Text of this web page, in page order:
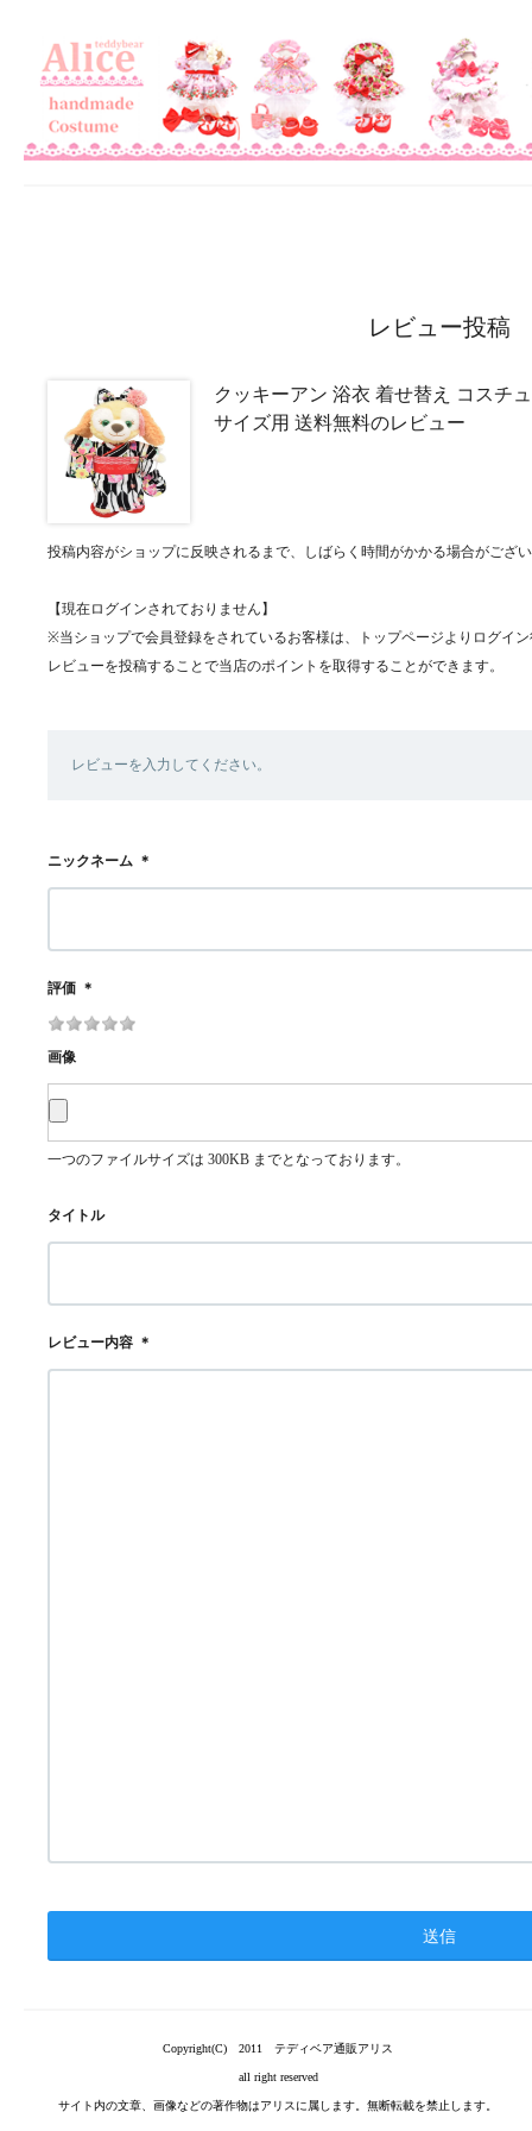
レビュー投稿
クッキーアン 浴衣 着せ替え コスチ
サイズ用 送料無料のレビュー
投稿内容がショップに反映されるまで、しばらく時間がかかる場合がござ
【現在ログインされておりません】
※当ショップで会員登録をされているお客様は、トップページよりログイ
レビューを投稿することで当店のポイントを取得することができます。
レビューを入力してください。
ニックネーム ＊
評価 ＊
画像
一つのファイルサイズは 300KB までとなっております。
タイトル
レビュー内容 ＊
Copyright(C) 2011 テディベア通販アリス
all right reserved
サイト内の文章、画像などの著作物はアリスに属します。無断転載を禁止します。